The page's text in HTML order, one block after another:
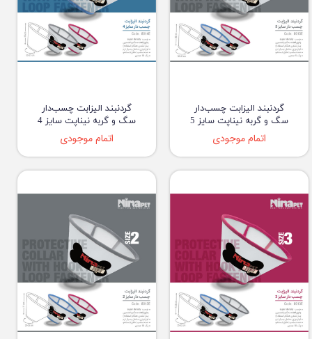
گردنبند الیزابت چسب‌دار
سگ و گربه نیناپت سایز 5
اتمام موجودی
گردنبند الیزابت چسب‌دار
سگ و گربه نیناپت سایز 4
اتمام موجودی